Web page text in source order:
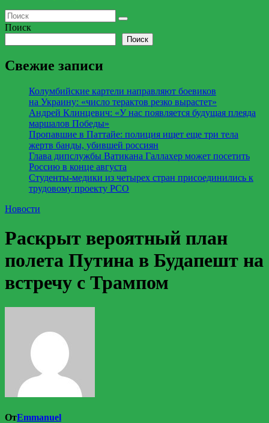
Поиск
Поиск
Свежие записи
Колумбийские картели направляют боевиков
на Украину: «число терактов резко вырастет»
Андрей Клинцевич: «У нас появляется будущая плеяда
маршалов Победы»
Пропавшие в Паттайе: полиция ищет еще три тела
жертв банды, убившей россиян
Глава дипслужбы Ватикана Галлахер может посетить
Россию в конце августа
Студенты-медики из четырех стран присоединились к
трудовому проекту РСО
Новости
Раскрыт вероятный план
полета Путина в Будапешт на
встречу с Трампом
ОтEmmanuel